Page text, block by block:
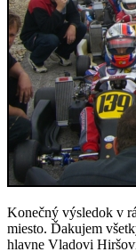
Konečný výsledok v
miesto. Ďakujem
hlavne Vladovi